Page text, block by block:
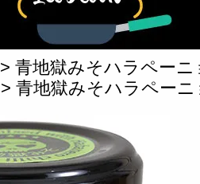
> 青地獄みそハラペー
> 青地獄みそハラペー